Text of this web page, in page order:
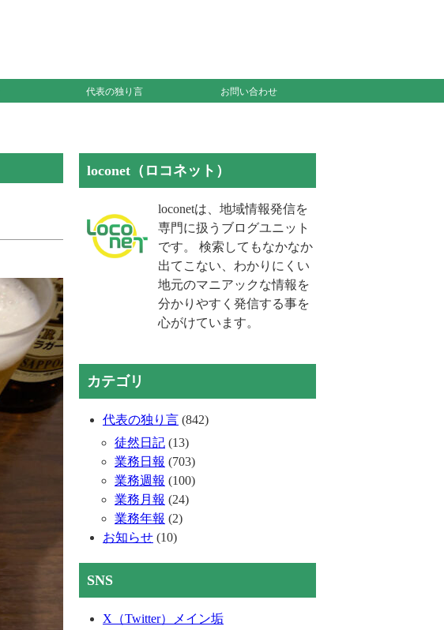
代表の独り言 お問い合わせ
loconet（ロコネット）
loconetは、地域情報発信を
専門に扱うブログユニット
です。 検索してもなかなか
出てこない、わかりにくい
地元のマニアックな情報を
分かりやすく発信する事を
心がけています。
カテゴリ
代表の独り言 (842)
徒然日記 (13)
業務日報 (703)
業務週報 (100)
業務月報 (24)
業務年報 (2)
お知らせ (10)
SNS
X（Twitter）メイン垢